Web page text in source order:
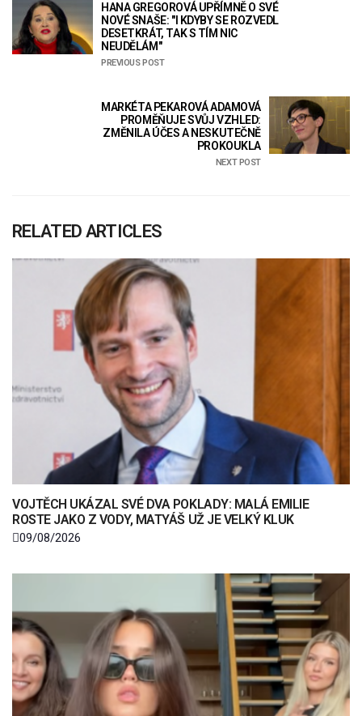
HANA GREGOROVÁ UPŘÍMNĚ O SVÉ
NOVÉ SNAŠE: "I KDYBY SE ROZVEDL
DESETKRÁT, TAK S TÍM NIC
NEUDĚLÁM"
PREVIOUS POST
MARKÉTA PEKAROVÁ ADAMOVÁ
PROMĚŇUJE SVŮJ VZHLED:
ZMĚNILA ÚČES A NESKUTEČNĚ
PROKOUKLA
NEXT POST
RELATED ARTICLES
VOJTĚCH UKÁZAL SVÉ DVA POKLADY: MALÁ EMILIE
ROSTE JAKO Z VODY, MATYÁŠ UŽ JE VELKÝ KLUK
09/08/2026